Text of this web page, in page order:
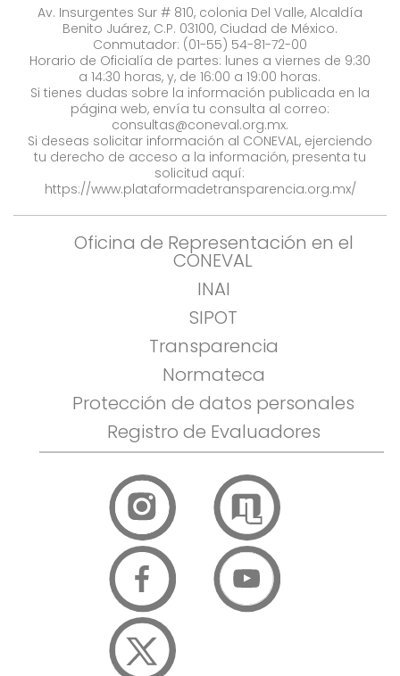
Av. Insurgentes Sur # 810, colonia Del Valle, Alcaldía
Benito Juárez, C.P. 03100, Ciudad de México.
Conmutador: (01-55) 54-81-72-00
Horario de Oficialía de partes: lunes a viernes de 9:30
a 14:30 horas, y, de 16:00 a 19:00 horas.
Si tienes dudas sobre la información publicada en la
página web, envía tu consulta al correo:
consultas@coneval.org.mx.
Si deseas solicitar información al CONEVAL, ejerciendo
tu derecho de acceso a la información, presenta tu
solicitud aquí:
https://www.plataformadetransparencia.org.mx/
Oficina de Representación en el
CONEVAL
INAI
SIPOT
Transparencia
Normateca
Protección de datos personales
Registro de Evaluadores